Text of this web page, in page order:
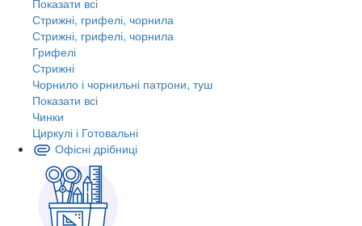
Стрижні, грифелі, чорнила
Стрижні, грифелі, чорнила
Грифелі
Стрижні
Чорнило і чорнильні патрони, туш
Показати всі
Чинки
Циркулі і Готовальні
Офісні дрібниці